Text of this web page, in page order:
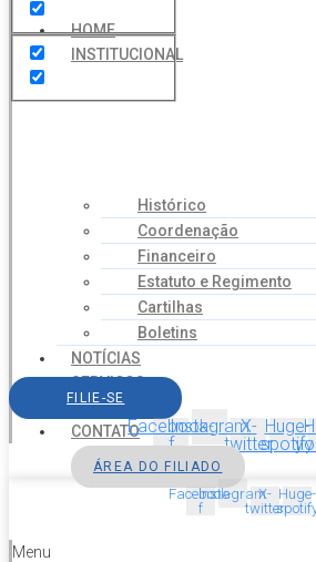
HOME
INSTITUCIONAL
Histórico
Coordenação
Financeiro
Estatuto e Regimento
Cartilhas
Boletins
NOTÍCIAS
SERVIÇOS
AGENDA
CONTATO
FILIE-SE
Facebook-
f
InstagramX-
twitter
Huge-
spotify
ÁREA DO FILIADO
Facebook-
f
InstagramX-
twitter
Huge-
Menu